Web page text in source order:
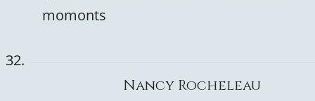
momonts
Nancy Rocheleau